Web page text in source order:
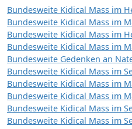
Bundesweite Kidical Mass im
Bundesweite Kidical Mass im
Bundesweite Kidical Mass im
Bundesweite Kidical Mass im
Bundesweite Gedenken an
Bundesweite Kidical Mass im
Bundesweite Kidical Mass im
Bundesweite Kidical Mass im
Bundesweite Kidical Mass im
Bundesweite Kidical Mass im